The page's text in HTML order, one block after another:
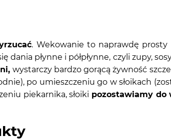
. Wekowanie to naprawdę
płynne i półpłynne, czyli zupy,
wystarczy bardzo gorącą żywność
po umieszczeniu go w słoikach
piekarnika, słoiki pozostawiamy do